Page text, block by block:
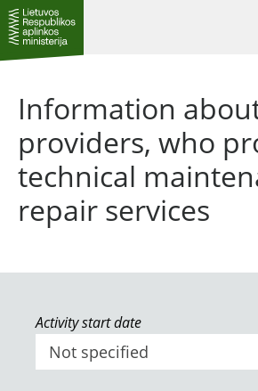
Information
providers, who
technical
repair services
Activity start date